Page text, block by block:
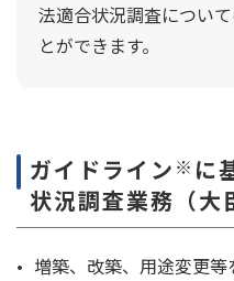
法適合状況調査につい
とができます。
ガイドライン ※ に
状況調査業務（大
増築、改築、用途変更